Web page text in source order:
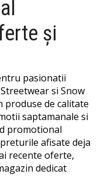
și
pasionatii
si Snow
produse de calitate
saptamanale si
promotional
afisate deja
recente oferte,
dedicat